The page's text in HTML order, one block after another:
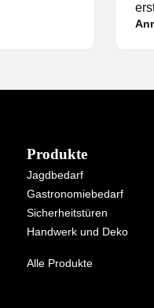
Produkte
Jagdbedarf
Gastronomiebedarf
Sicherheitstüren
Handwerk und Deko
Alle Produkte